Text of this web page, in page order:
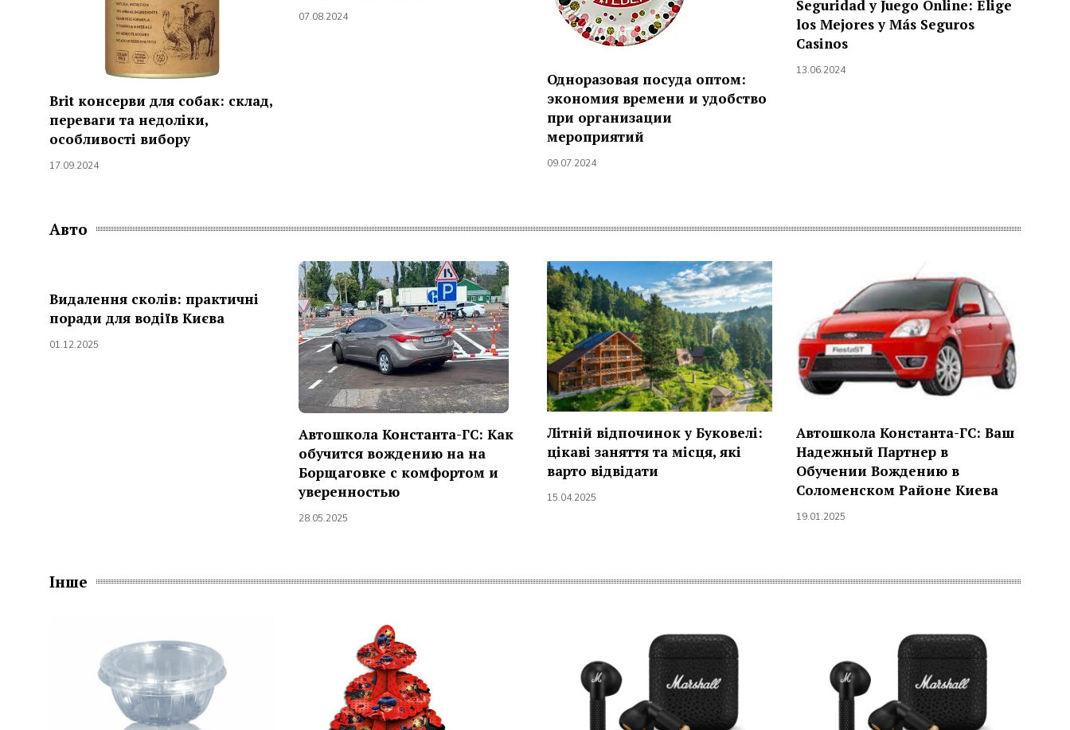
Brit консерви для собак: склад,
переваги та недоліки,
особливості вибору
17.09.2024
07.08.2024
Одноразовая посуда оптом:
экономия времени и удобство
при организации
мероприятий
09.07.2024
Seguridad y Juego Online: Elige
los Mejores y Más Seguros
Casinos
13.06.2024
Авто
Видалення сколів: практичні
поради для водіїв Києва
01.12.2025
Автошкола Константа-ГС: Как
обучится вождению на на
Борщаговке с комфортом и
уверенностью
28.05.2025
Літній відпочинок у Буковелі:
цікаві заняття та місця, які
варто відвідати
15.04.2025
Автошкола Константа-ГС: Ваш
Надежный Партнер в
Обучении Вождению в
Соломенском Районе Киева
19.01.2025
Інше